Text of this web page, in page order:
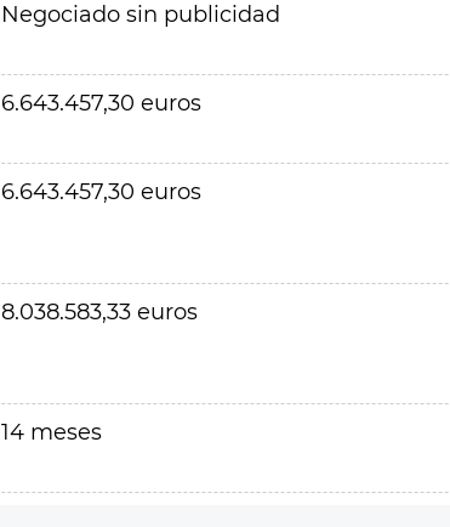
Negociado sin publicidad
6.643.457,30 euros
6.643.457,30 euros
8.038.583,33 euros
14 meses